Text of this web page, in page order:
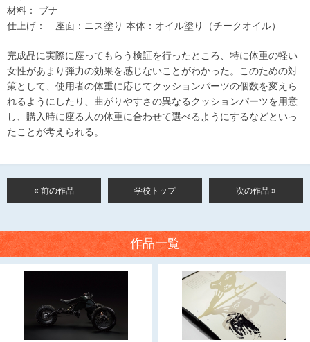
材料： ブナ
仕上げ： 座面：ニス塗り 本体：オイル塗り（チークオイル）
完成品に実際に座ってもらう検証を行ったところ、特に体重の軽い
女性があまり弾力の効果を感じないことがわかった。このための対
策として、使用者の体重に応じてクッションパーツの個数を変えら
れるようにしたり、曲がりやすさの異なるクッションパーツを用意
し、購入時に座る人の体重に合わせて選べるようにするなどといっ
たことが考えられる。
« 前の作品 学校トップ 次の作品 »
作品一覧